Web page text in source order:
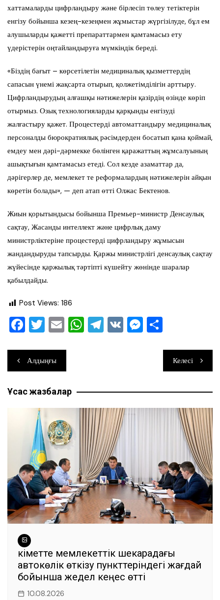
хаттамаларды цифрландыру және бірлесіп төлеу тетіктерін
енгізу бойынша кезең-кезеңмен жұмыстар жүргізілуде, бұл ем
алушыларды қажетті препараттармен қамтамасыз ету
үдерістерін оңтайландыруға мүмкіндік береді.
«Біздің бағыт – көрсетілетін медициналық қызметтердің
сапасын үнемі жақсарта отырып, қолжетімділігін арттыру.
Цифрландырудың алғашқы нәтижелерін қазірдің өзінде көріп
отырмыз. Озық технологияларды қарқынды енгізуді
жалғастыру қажет. Процестерді автоматтандыру медициналық
персоналды бюрократиялық рәсімдерден босатып қана қоймай,
емдеу мен дәрі-дәрмекке бөлінген қаражаттың жұмсалуының
ашықтығын қамтамасыз етеді. Сол кезде азаматтар да,
дәрігерлер де, мемлекет те реформалардың нәтижелерін айқын
көретін болады», — деп атап өтті Олжас Бектенов.
Жиын қорытындысы бойынша Премьер-министр Денсаулық
сақтау, Жасанды интеллект және цифрлық даму
министрліктеріне процестерді цифрландыру жұмысын
жандандыруды тапсырды. Қаржы министрлігі денсаулық сақтау
жүйесінде қаржылық тәртіпті күшейту жөнінде шаралар
қабылдайды.
Post Views: 186
F
c
e
b
o
T
tt
er
E
ai
l
W
A
p
p
T
a
m
V M
n
g
er
ра
ви
ть
Навигация
по
записям
Алдыңғы Келесі
Ұқсас жазбалар
Үкіметте мемлекеттік шекарадағы
автокөлік өткізу пункттеріндегі жағдай
бойынша жедел кеңес өтті
10.08.2026